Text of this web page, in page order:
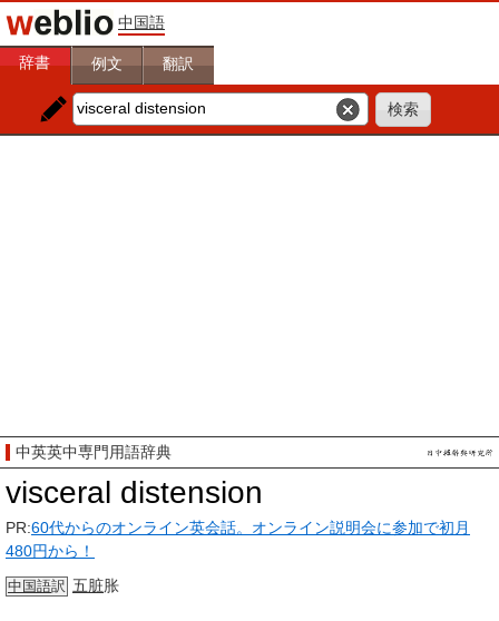
中国語
辞書 例文 翻訳
中英英中専門用語辞典
visceral distension
PR:60代からのオンライン英会話。オンライン説明会に参加で初月
480円から！
中国語訳 五脏胀